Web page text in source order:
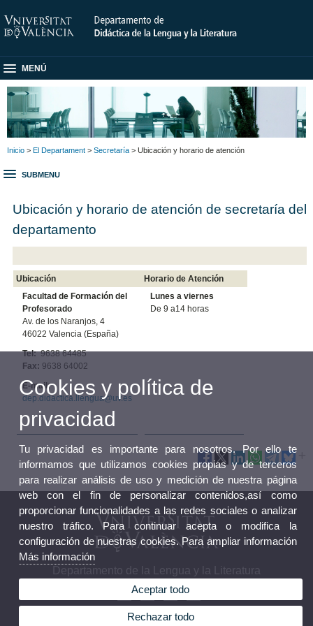
MENÚ
Inicio > El Departament > Secretaría > Ubicación y horario de atención
SUBMENU
Ubicación y horario de atención de secretaría del
departamento
Ubicación
Horario de Atención
Facultad de Formación del
Profesorado
Av. de los Naranjos, 4
46022 Valencia (España)
Tel:9638 64485
Fax: 9638 64002
E-mail:
dep.didactica.llengua@uv.es
Lunes a viernes
De 9 a14 horas
Departamento de la Lengua y la Literatura
Cookies y política de
privacidad
Tu privacidad es importante para nosotros. Por ello te
informamos que utilizamos cookies propias y de terceros
para realizar análisis de uso y medición de nuestra página
web con el fin de personalizar contenidos,así como
proporcionar funcionalidades a las redes sociales o analizar
nuestro tráfico. Para continuar acepta o modifica la
configuración de nuestras cookies. Para ampliar información
Más información
Aceptar todo
Rechazar todo